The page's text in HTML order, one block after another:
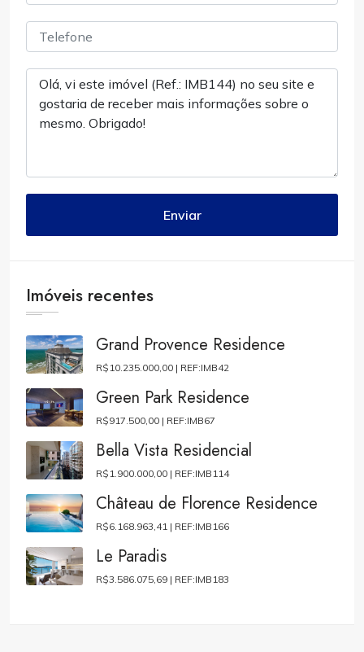
Enviar
Imóveis recentes
Grand Provence Residence
R$10.235.000,00 | REF:IMB42
Green Park Residence
R$917.500,00 | REF:IMB67
Bella Vista Residencial
R$1.900.000,00 | REF:IMB114
Château de Florence Residence
R$6.168.963,41 | REF:IMB166
Le Paradis
R$3.586.075,69 | REF:IMB183